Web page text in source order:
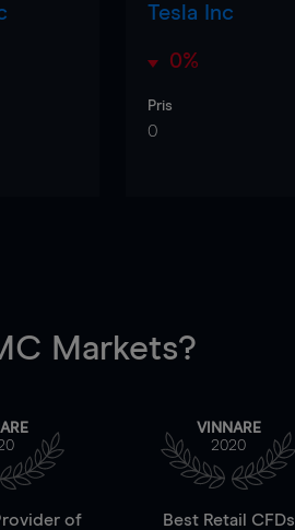
Tesla Inc
0%
Pris
0
Markets?
of
VINNARE
2020
Best Retail CFDs